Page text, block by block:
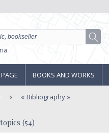
BOOKS AND WORKS
Bibliography
(54)